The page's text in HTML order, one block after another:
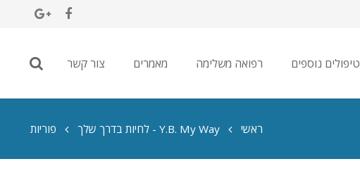
טיפולים נוספים רפואה משלימה מאמרים צור קשר
ראשי Y.B. My Way - לחיות בדרך שלך פוריות